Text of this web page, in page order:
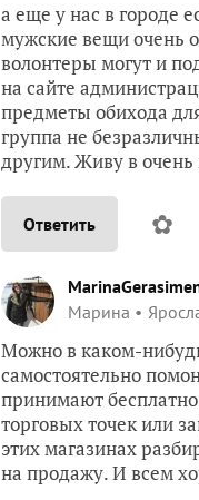
а еще у нас в городе
мужские вещи очень
волонтеры могут и
на сайте
предметы обихода
группа не
другим. Живу в очень
Ответить ✿
Марина
Можно в каком-
самостоятельно
принимают
торговых точек или
этих магазинах
на продажу. И всем